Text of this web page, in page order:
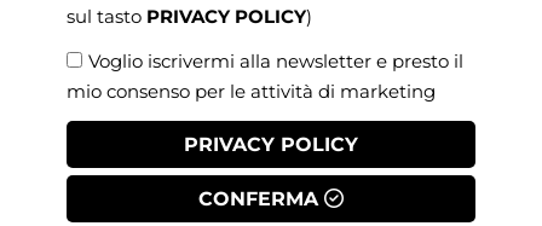
sul tasto PRIVACY POLICY)
Voglio iscrivermi alla newsletter e presto il
mio consenso per le attività di marketing
PRIVACY POLICY
CONFERMA